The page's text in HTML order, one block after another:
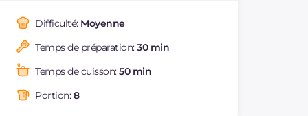
Dont sucres
Protéine g
Graisses
saturés
Difficulté: Moyenne
Temps de préparation:30 min
Temps de cuisson:50 min
Portion:8